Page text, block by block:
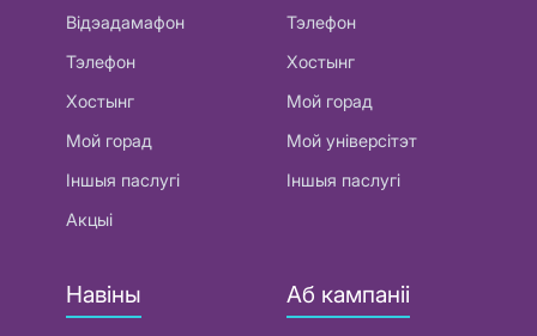
Відэадамафон
Тэлефон
Хостынг
Мой горад
Іншыя паслугі
Акцыі
Тэлефон
Хостынг
Мой горад
Мой універсітэт
Іншыя паслугі
Навіны Аб кампаніі